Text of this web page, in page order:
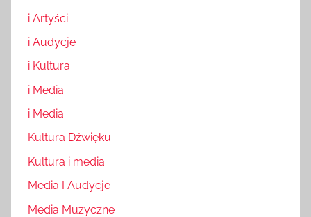
i Artyści
i Audycje
i Kultura
i Media
i Media
Kultura Dźwięku
Kultura i media
Media I Audycje
Media Muzyczne